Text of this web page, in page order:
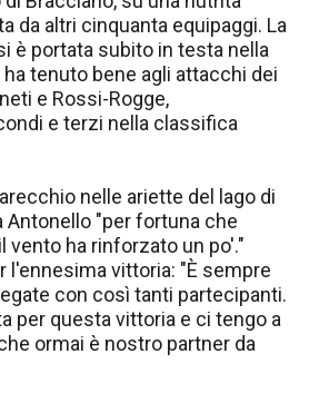
da altri cinquanta equipaggi. La
è portata subito in testa nella
tenuto bene agli attacchi dei
e Rossi-Rogge,
e terzi nella classifica
nelle ariette del lago di
Antonello "per fortuna che
vento ha rinforzato un po'."
l'ennesima vittoria: "È sempre
con così tanti partecipanti.
per questa vittoria e ci tengo a
ormai è nostro partner da